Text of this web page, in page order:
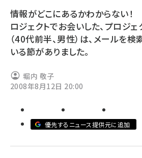
北海道をのんびり旅する晴山佳
drupal (1966)
genai (1494)
abc123 (1371)
情報がどこにあるかわからない
ロジェクトでお会いした、プロジ
（40代前半、男性）は、メールを
いる節がありました。
堀内 敬子
2008年8月12日 20:00
優先するニュース提供元に追加